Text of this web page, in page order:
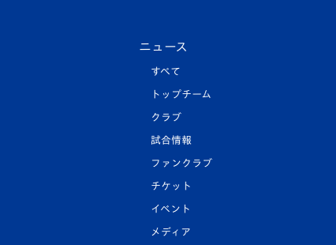
ニュース
すべて
トップチーム
クラブ
試合情報
ファンクラブ
チケット
イベント
メディア